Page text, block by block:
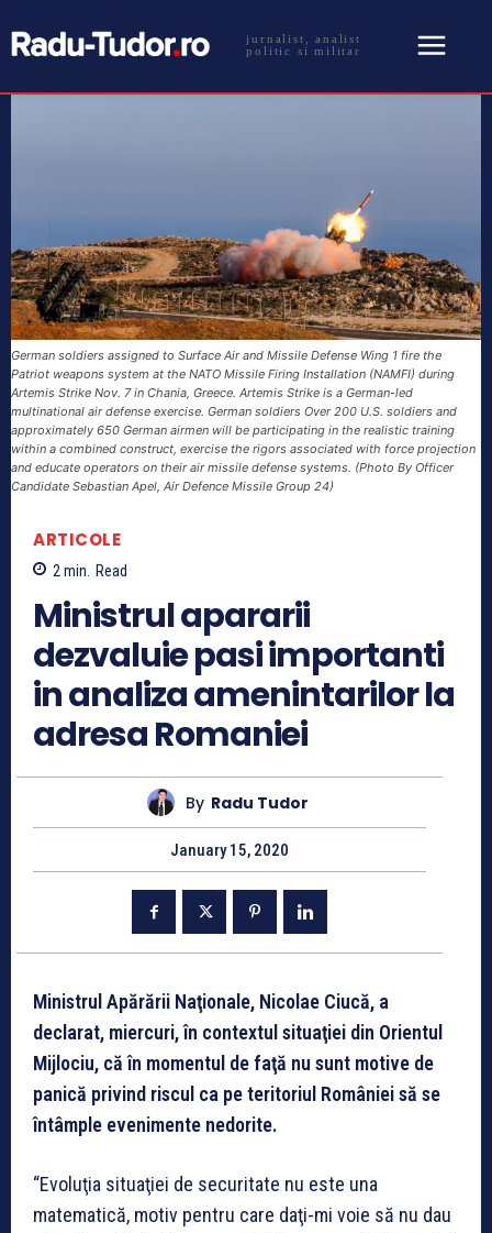
jurnalist, analist
politic si militar
German soldiers assigned to Surface Air and Missile Defense Wing 1 fire the
Patriot weapons system at the NATO Missile Firing Installation (NAMFI) during
Artemis Strike Nov. 7 in Chania, Greece. Artemis Strike is a German-led
multinational air defense exercise. German soldiers Over 200 U.S. soldiers and
approximately 650 German airmen will be participating in the realistic training
within a combined construct, exercise the rigors associated with force projection
and educate operators on their air missile defense systems. (Photo By Officer
Candidate Sebastian Apel, Air Defence Missile Group 24)
ARTICOLE
2 min. Read
Ministrul apararii
dezvaluie pasi importanti
in analiza amenintarilor la
adresa Romaniei
By Radu Tudor
January 15, 2020
Ministrul Apărării Naţionale, Nicolae Ciucă, a
declarat, miercuri, în contextul situaţiei din Orientul
Mijlociu, că în momentul de faţă nu sunt motive de
panică privind riscul ca pe teritoriul României să se
întâmple evenimente nedorite.
“Evoluţia situaţiei de securitate nu este una
matematică, motiv pentru care daţi-mi voie să nu dau